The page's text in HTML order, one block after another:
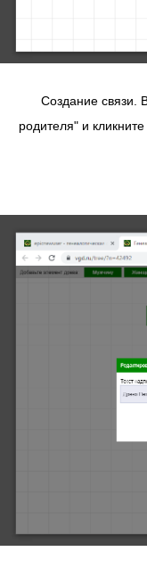
Создание связи.
родителя" и